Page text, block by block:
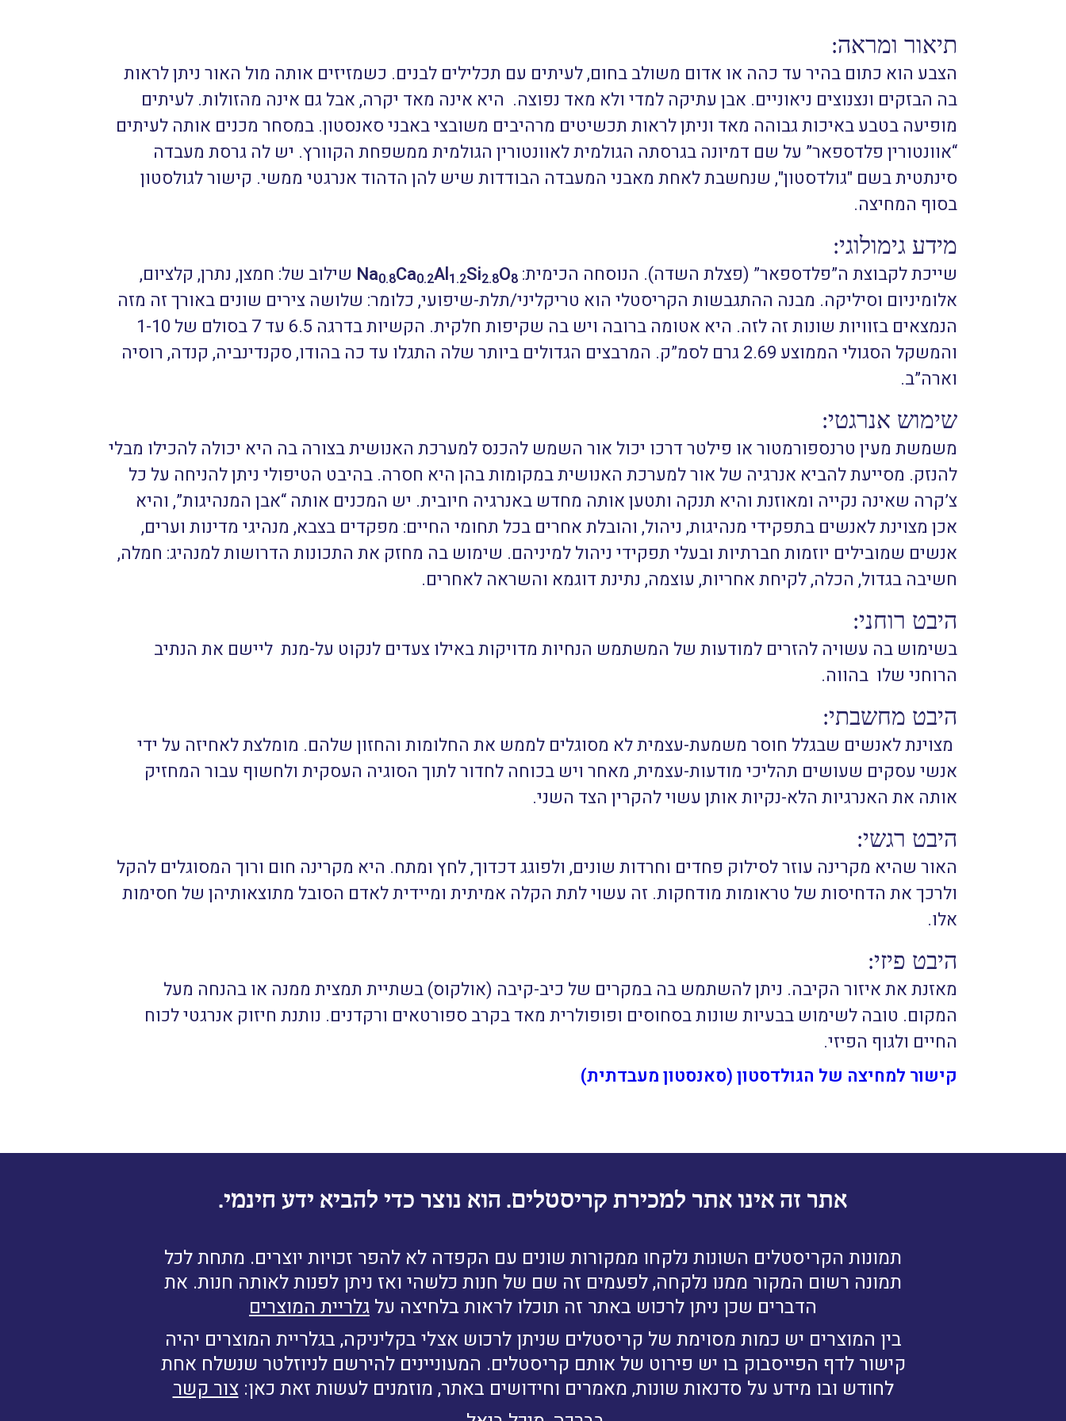
תיאור ומראה:
הצבע הוא כתום בהיר עד כהה או אדום משולב בחום, לעיתים עם תכלילים לבנים. כשמזיזים אותה מול האור ניתן לראות
בה הבזקים ונצנוצים ניאוניים. אבן עתיקה למדי ולא מאד נפוצה. היא אינה מאד יקרה, אבל גם אינה מהזולות. לעיתים
מופיעה בטבע באיכות גבוהה מאד וניתן לראות תכשיטים מרהיבים משובצי באבני סאנסטון. במסחר מכנים אותה לעיתים
“אוונטורין פלדספאר” על שם דמיונה בגרסתה הגולמית לאוונטורין הגולמית ממשפחת הקוורץ. יש לה גרסת מעבדה
סינתטית בשם "גולדסטון", שנחשבת לאחת מאבני המעבדה הבודדות שיש להן הדהוד אנרגטי ממשי. קישור לגולסטון
בסוף המחיצה.
מידע גימולוגי:
שייכת לקבוצת ה”פלדספאר” (פצלת השדה). הנוסחה הכימית: Na0.8Ca0.2Al1.2Si2.8O8
שילוב של: חמצן, נתרן, קלציום,
אלומיניום וסיליקה. מבנה ההתגבשות הקריסטלי הוא טריקליני/תלת-שיפועי, כלומר: שלושה צירים שונים באורך זה מזה
הנמצאים בזוויות שונות זה לזה. היא אטומה ברובה ויש בה שקיפות חלקית. הקשיות בדרגה 6.5 עד 7 בסולם של 1-10
והמשקל הסגולי הממוצע 2.69 גרם לסמ”ק. המרבצים הגדולים ביותר שלה התגלו עד כה בהודו, סקנדינביה, קנדה, רוסיה
וארה”ב.
שימוש אנרגטי:
משמשת מעין טרנספורמטור או פילטר דרכו יכול אור השמש להכנס למערכת האנושית בצורה בה היא יכולה להכילו מבלי
להנזק. מסייעת להביא אנרגיה של אור למערכת האנושית במקומות בהן היא חסרה. בהיבט הטיפולי ניתן להניחה על כל
צ’קרה שאינה נקייה ומאוזנת והיא תנקה ותטען אותה מחדש באנרגיה חיובית. יש המכנים אותה “אבן המנהיגות”, והיא
אכן מצוינת לאנשים בתפקידי מנהיגות, ניהול, והובלת אחרים בכל תחומי החיים: מפקדים בצבא, מנהיגי מדינות וערים,
אנשים שמובילים יוזמות חברתיות ובעלי תפקידי ניהול למיניהם. שימוש בה מחזק את התכונות הדרושות למנהיג: חמלה,
חשיבה בגדול, הכלה, לקיחת אחריות, עוצמה, נתינת דוגמא והשראה לאחרים.
היבט רוחני:
בשימוש בה עשויה להזרים למודעות של המשתמש הנחיות מדויקות באילו צעדים לנקוט על-מנת ליישם את הנתיב
הרוחני שלו בהווה.
היבט מחשבתי:
מצוינת לאנשים שבגלל חוסר משמעת-עצמית לא מסוגלים לממש את החלומות והחזון שלהם. מומלצת לאחיזה על ידי
אנשי עסקים שעושים תהליכי מודעות-עצמית, מאחר ויש בכוחה לחדור לתוך הסוגיה העסקית ולחשוף עבור המחזיק
אותה את האנרגיות הלא-נקיות אותן עשוי להקרין הצד השני.
היבט רגשי:
האור שהיא מקרינה עוזר לסילוק פחדים וחרדות שונים, ולפוגג דכדוך, לחץ ומתח. היא מקרינה חום ורוך המסוגלים להקל
ולרכך את הדחיסות של טראומות מודחקות. זה עשוי לתת הקלה אמיתית ומיידית לאדם הסובל מתוצאותיהן של חסימות
אלו.
היבט פיזי:
מאזנת את איזור הקיבה. ניתן להשתמש בה במקרים של כיב-קיבה (אולקוס) בשתיית תמצית ממנה או בהנחה מעל
המקום. טובה לשימוש בבעיות שונות בסחוסים ופופולרית מאד בקרב ספורטאים ורקדנים. נותנת חיזוק אנרגטי לכוח
החיים ולגוף הפיזי.
קישור למחיצה של הגולדסטון (סאנסטון מעבדתית)
אתר זה אינו אתר למכירת קריסטלים. הוא נוצר כדי להביא ידע חינמי.
תמונות הקריסטלים השונות נלקחו ממקורות שונים עם הקפדה לא להפר זכויות יוצרים. מתחת לכל
תמונה רשום המקור ממנו נלקחה, לפעמים זה שם של חנות כלשהי ואז ניתן לפנות לאותה חנות. את
הדברים שכן ניתן לרכוש באתר זה תוכלו לראות בלחיצה על גלריית המוצרים
בין המוצרים יש כמות מסוימת של קריסטלים שניתן לרכוש אצלי בקליניקה, בגלריית המוצרים יהיה
קישור לדף הפייסבוק בו יש פירוט של אותם קריסטלים. המעוניינים להירשם לניוזלטר שנשלח אחת
לחודש ובו מידע על סדנאות שונות, מאמרים וחידושים באתר, מוזמנים לעשות זאת כאן:צור קשר